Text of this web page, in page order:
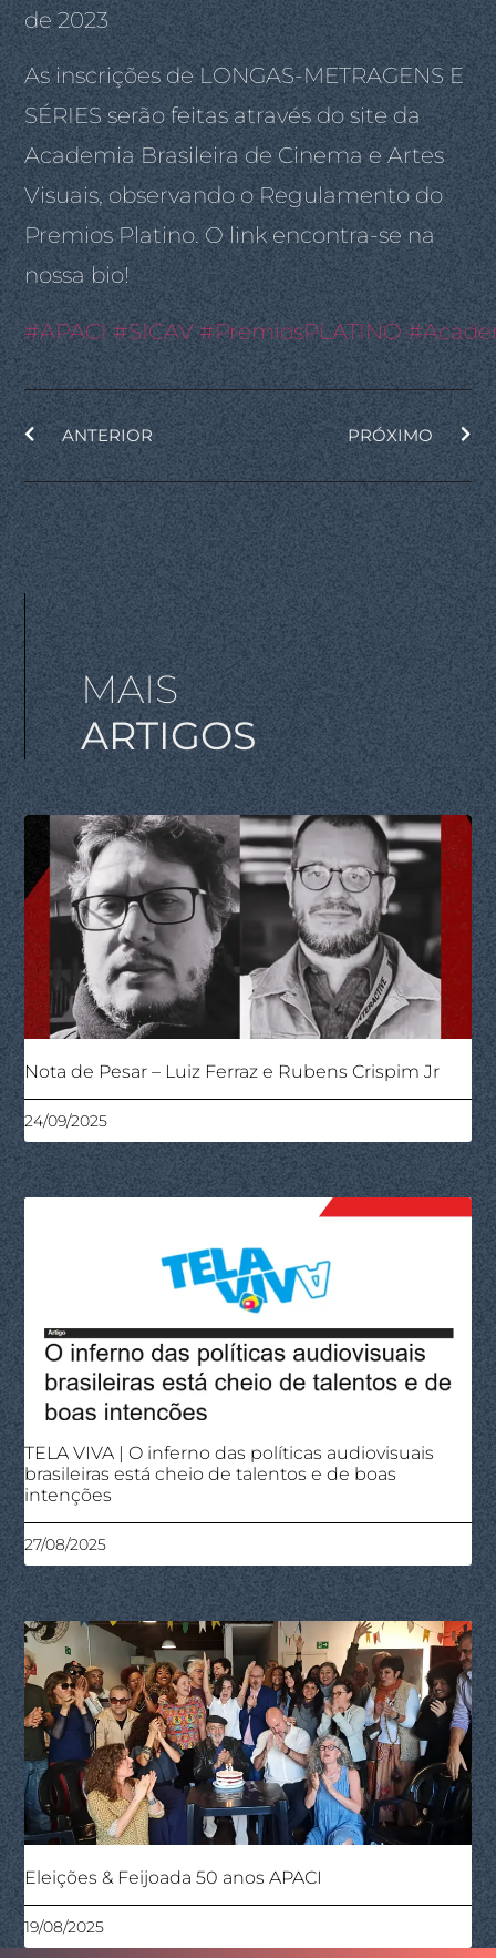
de 2023
As inscrições de LONGAS-METRAGENS E
SÉRIES serão feitas através do site da
Academia Brasileira de Cinema e Artes
Visuais, observando o Regulamento do
Premios Platino. O link encontra-se na
nossa bio!
#APACI #SICAV #PremiosPLATINO
ANTERIOR PRÓXIMO
MAIS
ARTIGOS
Nota de Pesar – Luiz Ferraz e Rubens Crispim Jr
24/09/2025
TELA VIVA | O inferno das políticas audiovisuais
brasileiras está cheio de talentos e de boas
intenções
27/08/2025
Eleições & Feijoada 50 anos APACI
19/08/2025